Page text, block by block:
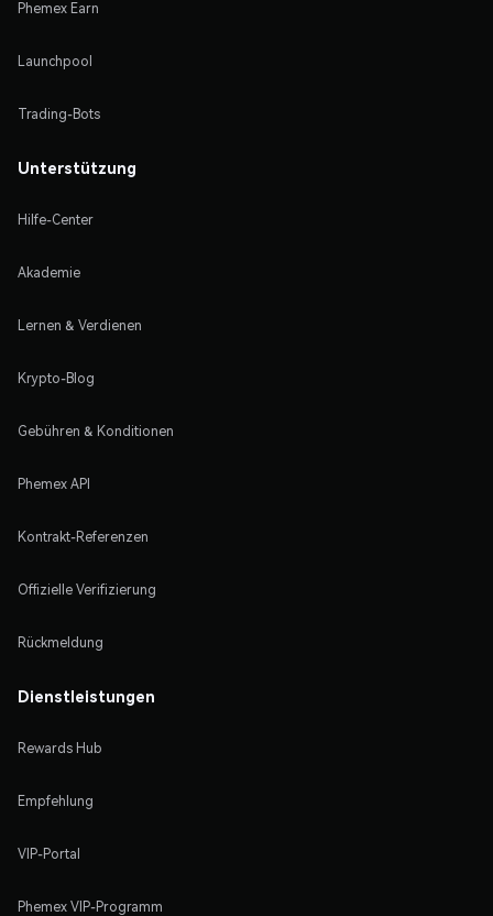
Phemex Earn
Launchpool
Trading-Bots
Unterstützung
Hilfe-Center
Akademie
Lernen & Verdienen
Krypto-Blog
Gebühren & Konditionen
Phemex API
Kontrakt-Referenzen
Offizielle Verifizierung
Rückmeldung
Dienstleistungen
Rewards Hub
Empfehlung
VIP-Portal
Phemex VIP-Programm